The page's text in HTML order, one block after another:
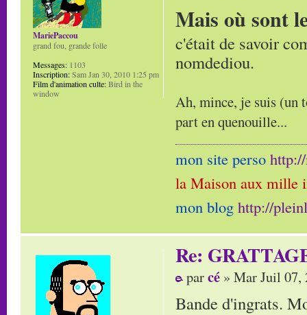
Mais où sont
c'était de savoir
nomdediou.
Ah, mince, je suis (un
part en quenouille...
mon site perso
la Maison aux mille
mon blog http://
MariePaccou
grand fou, grande folle
Messages: 1103
Inscription:Sam Jan 30, 2010 1:25 pm
Film d'animation culte:Bird in the
window
Re:
parcé » Mar Juil 07,
Bande d'ingrats.